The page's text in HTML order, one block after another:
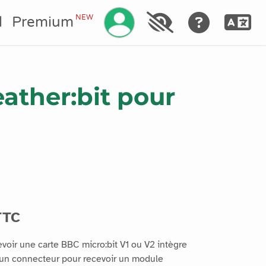
PremiumNEW Gérez votre compte
pour
une carte BBC micro:bit V1 ou V2 intègre
connecteur pour recevoir un module